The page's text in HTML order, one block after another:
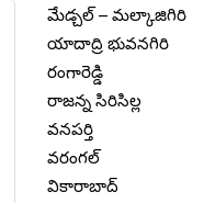
మేడ్చల్ – మల్కాజిగిరి
యాదాద్రి భువనగిరి
రంగారెడ్డి
రాజన్న సిరిసిల్ల
వనపర్తి
వరంగల్
వికారాబాద్